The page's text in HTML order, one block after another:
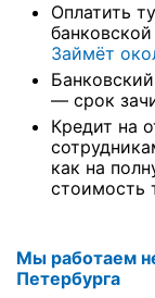
Оплатить
Займёт
— срок
Кредит на
как на
стоимость
Мы работаем
Петербурга